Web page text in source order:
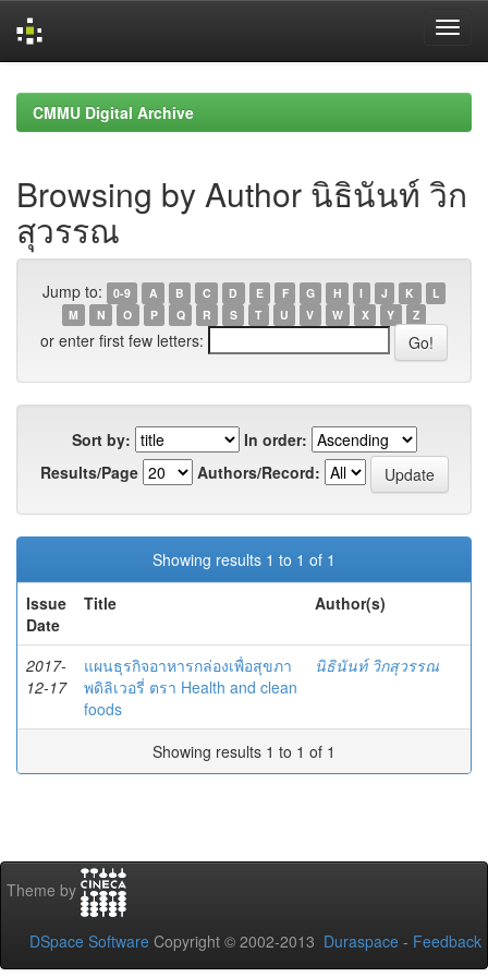
navigationCMMU Digital Archive
Browsing by Author นิธินันท์ วิก
สุวรรณ
Jump to: 0-9 A B C D E F G H I J K
L
M
N O P Q R S T U V W X Y Z
or enter first few letters:
Sort by:
In order:
Results/Page
Authors/Record:
Showing results 1 to 1 of 1
Issue
Date
Title Author(s)
2017-
12-17
แผนธุรกิจอาหารกล่องเพื่อสุขภา
พดิลิเวอรี่ ตรา Health and clean
foods
นิธินันท์ วิกสุวรรณ
Showing results 1 to 1 of 1
Theme by
DSpace Software Copyright © 2002-2013 Duraspace - Feedback